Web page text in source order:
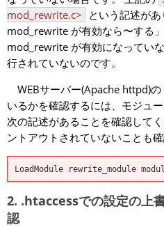
mod_rewrite.c> という記述が
mod_rewrite が有効なら〜する
mod_rewrite が有効になってい
行されていないのです。
WEBサーバー(Apache httpd)
いるかを確認するには、モジュ
次の記述があることを確認して
ントアウトされていないことも
LoadModule rewrite_module
2. .htaccessでの設定の上
認